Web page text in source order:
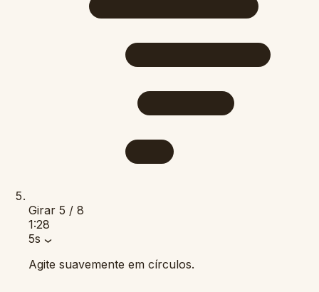
Girar 5 / 8
1:28
5s
Agite suavemente em círculos.